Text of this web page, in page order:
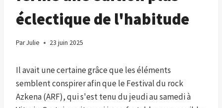
éclectique de l'habitude
ParJulie 23 juin 2025
Il avait une certaine grâce que les éléments
semblent conspirer afin que le Festival du rock
Azkena (ARF), qui s'est tenu du jeudi au samedi à